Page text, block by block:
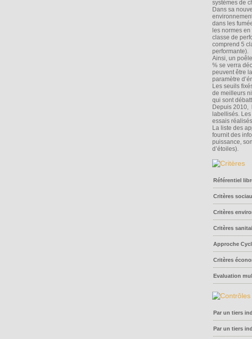
systèmes de
Dans sa
dans les
les normes
classe de
comprend 5
performante).
Ainsi, un
% se verra
peuvent être
paramètre
Les seuils
de meilleurs
qui sont
Depuis 2010,
labellisés.
essais
La liste des
fournit des
puissance,
d’étoiles).
Référentiel
Critères
Critères
Critères
Approche
Critères
Evaluation
Par un tiers
Par un tiers